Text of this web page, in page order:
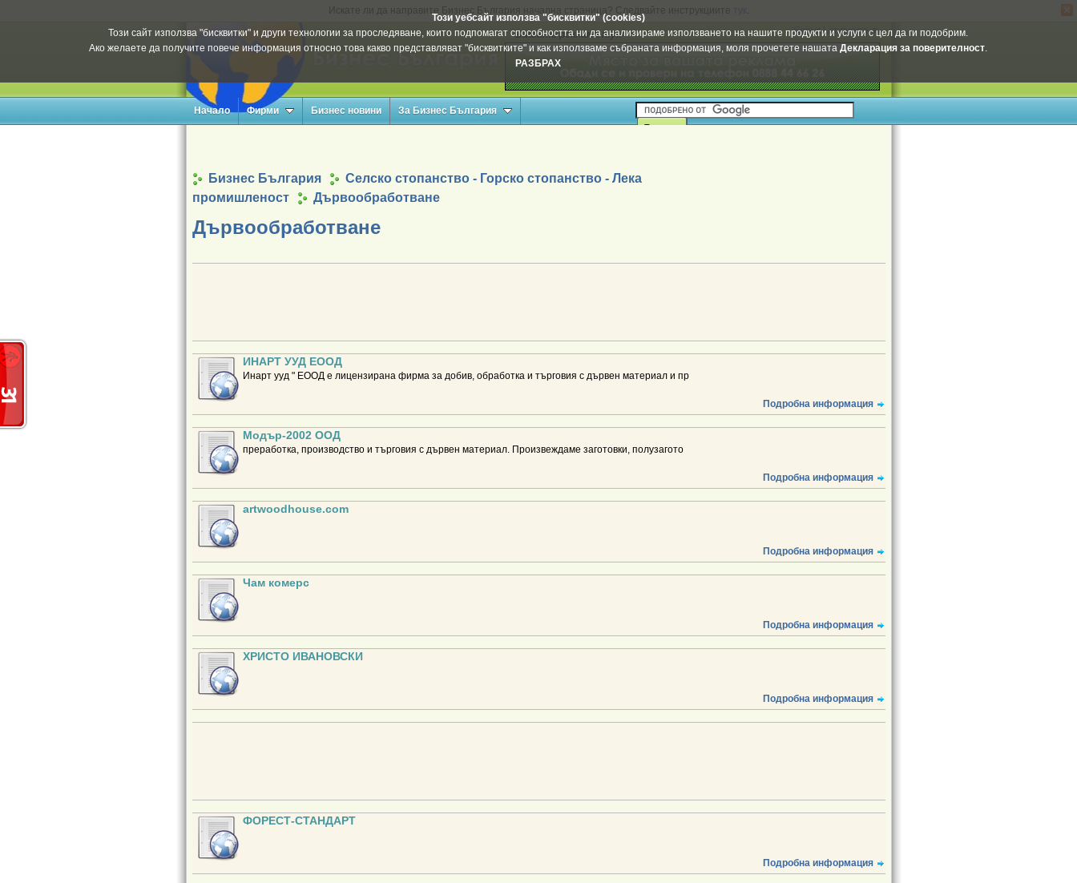
Искате ли да направите Бизнес България начална страница? Следвайте инструкциите
Този уебсайт използва "бисквитки" (cookies)
Този сайт използва "бисквитки" и други технологии за проследяване, които подпомагат способността ни да анализираме използването на нашите продукти и услуги с цел да ги подобрим.
Ако желаете да получите повече информация относно това какво представляват "бисквитките" и как използваме събраната информация, моля прочетете нашатаДекларация за поверителност.
РАЗБРАХ
Select Language ▼
Вашата реклама тук
Начало Фирми Бизнес новини За Бизнес България
Бизнес България
Селско стопанство - Горско стопанство - Лека
промишленост
Дървообработване
Дървообработване
ИНАРТ УУД ЕООД
Инарт ууд " ЕООД е лицензирана фирма за добив, обработка и търговия с дървен материал и пр
Подробна информация
Модър-2002 ООД
преработка, производство и търговия с дървен материал. Произвеждаме заготовки, полузагото
Подробна информация
artwoodhouse.com
Подробна информация
Чам комерс
Подробна информация
ХРИСТО ИВАНОВСКИ
Подробна информация
ФОРЕСТ-СТАНДАРТ
Подробна информация